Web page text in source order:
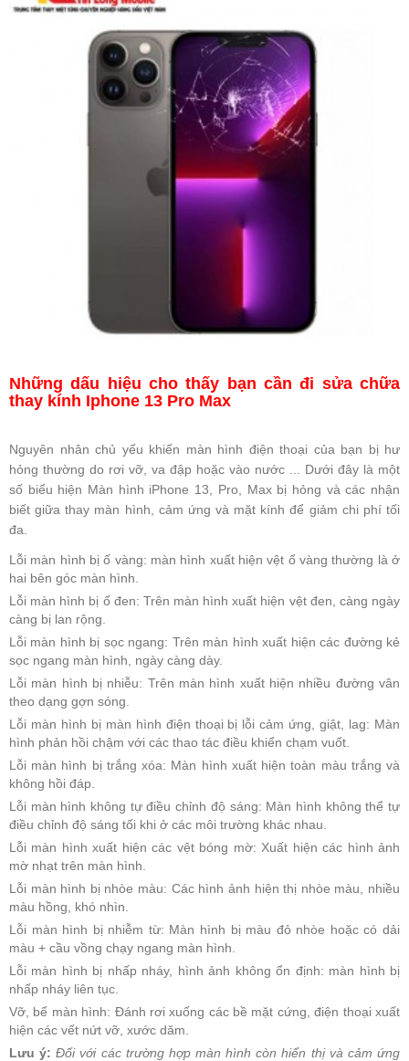
Những dấu hiệu cho thấy bạn cần đi sửa chữa
thay kính Iphone 13 Pro Max
Nguyên nhân chủ yếu khiến màn hình điện thoại của bạn bị hư
hỏng thường do rơi vỡ, va đập hoặc vào nước ... Dưới đây là một
số biểu hiện Màn hình iPhone 13, Pro, Max bị hỏng và các nhận
biết giữa thay màn hình, cảm ứng và mặt kính để giảm chi phí tối
đa.
Lỗi màn hình bị ố vàng: màn hình xuất hiện vệt ố vàng thường là ở
hai bên góc màn hình.
Lỗi màn hình bị ố đen: Trên màn hình xuất hiện vệt đen, càng ngày
càng bị lan rộng.
Lỗi màn hình bị sọc ngang: Trên màn hình xuất hiện các đường kẻ
sọc ngang màn hình, ngày càng dày.
Lỗi màn hình bị nhiễu: Trên màn hình xuất hiện nhiều đường vân
theo dạng gợn sóng.
Lỗi màn hình bị màn hình điện thoại bị lỗi cảm ứng, giật, lag: Màn
hình phản hồi chậm với các thao tác điều khiển chạm vuốt.
Lỗi màn hình bị trắng xóa: Màn hình xuất hiện toàn màu trắng và
không hồi đáp.
Lỗi màn hình không tự điều chỉnh độ sáng: Màn hình không thể tự
điều chỉnh độ sáng tối khi ở các môi trường khác nhau.
Lỗi màn hình xuất hiện các vệt bóng mờ: Xuất hiện các hình ảnh
mờ nhạt trên màn hình.
Lỗi màn hình bị nhòe màu: Các hình ảnh hiện thị nhòe màu, nhiều
màu hồng, khó nhìn.
Lỗi màn hình bị nhiễm từ: Màn hình bị màu đỏ nhòe hoặc có dải
màu + cầu vồng chạy ngang màn hình.
Lỗi màn hình bị nhấp nháy, hình ảnh không ổn định: màn hình bị
nhấp nháy liên tục.
Vỡ, bể màn hình: Đánh rơi xuống các bề mặt cứng, điện thoại xuất
hiện các vết nứt vỡ, xước dăm.
Lưu ý:Đối với các trường hợp màn hình còn hiển thị và cảm ứng